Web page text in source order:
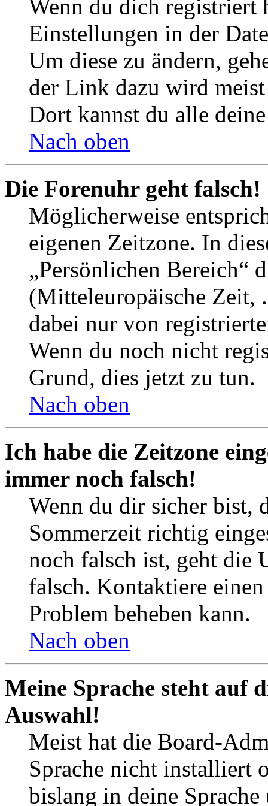
Wenn du dich registriert
Einstellungen in der
Um diese zu ändern,
der Link dazu wird
Dort kannst du alle
Nach oben
Die Forenuhr geht falsch!
Möglicherweise
eigenen Zeitzone. In
„Persönlichen Bereich“
(Mitteleuropäische Zeit,
dabei nur von
Wenn du noch nicht
Grund, dies jetzt zu tun.
Nach oben
Ich habe die Zeitzone
immer noch falsch!
Wenn du dir sicher bist,
Sommerzeit richtig
noch falsch ist, geht die
falsch. Kontaktiere
Problem beheben kann.
Nach oben
Meine Sprache steht auf
Auswahl!
Meist hat die Board-
Sprache nicht installiert
bislang in deine